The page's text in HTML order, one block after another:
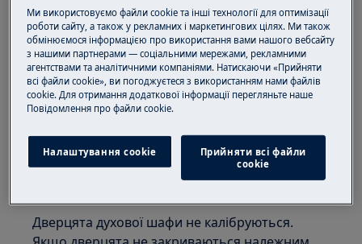
Під час експлуатації через дверцята
виходить гаряче повітря або пара
Застосовується для:
Вбудованої духової шафи
Окремо стоячої кухонної плити
Рішення:
1. Зверніться до авторизованого
Дверцята духової шафи не калібруються.
Ми використовуємо файли cookie та інші технології для оптимізації
роботи сайту, а також у рекламних і маркетингових цілях. Ми також
обмінюємося інформацією про використання вами нашого вебсайту
з нашими партнерами — соціальними мережами, рекламними
агентствами та аналітичними компаніями. Натискаючи «Прийняти
всі файли cookie», ви погоджуєтеся з використанням нами файлів
cookie. Для отримання додаткової інформації перегляньте наше
Пoвідомлення прo файли cookie.
Налаштування cookie
Прийняти всі файли
сookie